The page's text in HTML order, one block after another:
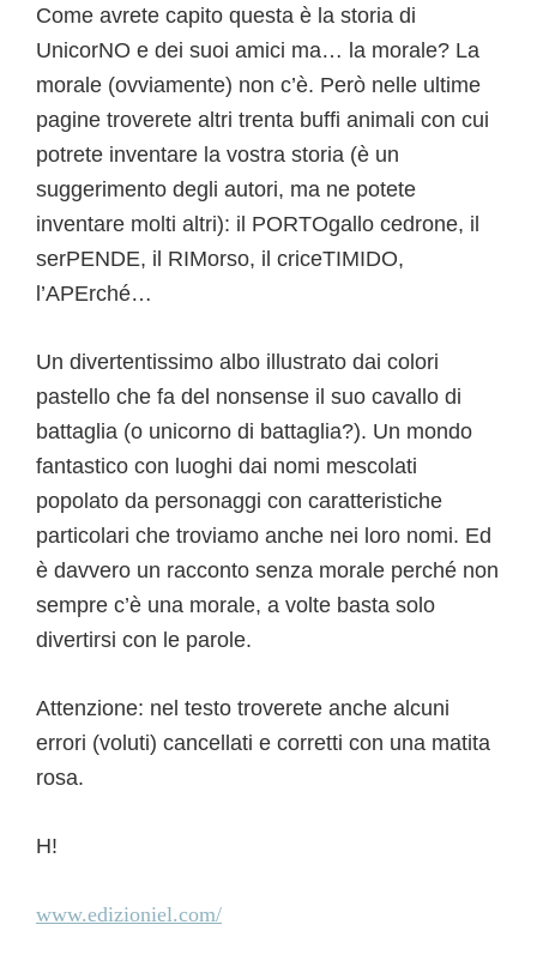
Come avrete capito questa è la storia di
UnicorNO e dei suoi amici ma… la morale? La
morale (ovviamente) non c’è. Però nelle ultime
pagine troverete altri trenta buffi animali con cui
potrete inventare la vostra storia (è un
suggerimento degli autori, ma ne potete
inventare molti altri): il PORTOgallo cedrone, il
serPENDE, il RIMorso, il criceTIMIDO,
l’APErché…
Un divertentissimo albo illustrato dai colori
pastello che fa del nonsense il suo cavallo di
battaglia (o unicorno di battaglia?). Un mondo
fantastico con luoghi dai nomi mescolati
popolato da personaggi con caratteristiche
particolari che troviamo anche nei loro nomi. Ed
è davvero un racconto senza morale perché non
sempre c’è una morale, a volte basta solo
divertirsi con le parole.
Attenzione: nel testo troverete anche alcuni
errori (voluti) cancellati e corretti con una matita
rosa.
H!
www.edizioniel.com/